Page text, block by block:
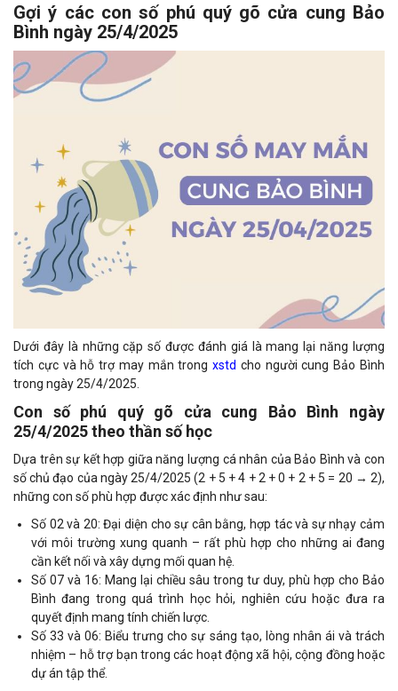
Gợi ý các con số phú quý gõ cửa cung Bảo
Bình ngày 25/4/2025
Dưới đây là những cặp số được đánh giá là mang lại năng lượng
tích cực và hỗ trợ may mắn trongxstd cho người cung Bảo Bình
trong ngày 25/4/2025.
Con số phú quý gõ cửa cung Bảo Bình ngày
25/4/2025 theo thần số học
Dựa trên sự kết hợp giữa năng lượng cá nhân của Bảo Bình và con
số chủ đạo của ngày 25/4/2025 (2 + 5 + 4 + 2 + 0 + 2 + 5 = 20 → 2),
những con số phù hợp được xác định như sau:
Số 02 và 20: Đại diện cho sự cân bằng, hợp tác và sự nhạy cảm
với môi trường xung quanh – rất phù hợp cho những ai đang
cần kết nối và xây dựng mối quan hệ.
Số 07 và 16: Mang lại chiều sâu trong tư duy, phù hợp cho Bảo
Bình đang trong quá trình học hỏi, nghiên cứu hoặc đưa ra
quyết định mang tính chiến lược.
Số 33 và 06: Biểu trưng cho sự sáng tạo, lòng nhân ái và trách
nhiệm – hỗ trợ bạn trong các hoạt động xã hội, cộng đồng hoặc
dự án tập thể.